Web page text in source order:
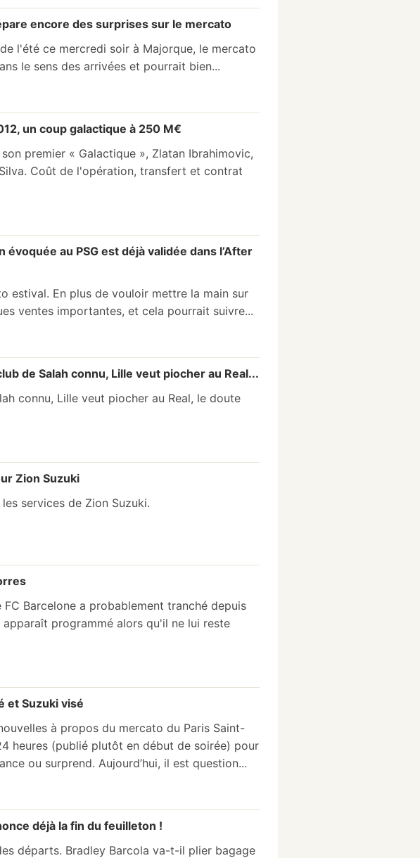
encore des surprises sur le mercato
l'été ce mercredi soir à Majorque, le mercato
le sens des arrivées et pourrait bien...
un coup galactique à 250 M€
premier « Galactique », Zlatan Ibrahimovic,
Coût de l'opération, transfert et contrat
au PSG est déjà validée dans l’After
estival. En plus de vouloir mettre la main sur
ventes importantes, et cela pourrait suivre...
de Salah connu, Lille veut piocher au Real...
connu, Lille veut piocher au Real, le doute
Zion Suzuki
services de Zion Suzuki.
Barcelone a probablement tranché depuis
programmé alors qu'il ne lui reste
et Suzuki visé
à propos du mercato du Paris Saint-
heures (publié plutôt en début de soirée) pour
ou surprend. Aujourd’hui, il est question...
déjà la fin du feuilleton !
départs. Bradley Barcola va-t-il plier bagage